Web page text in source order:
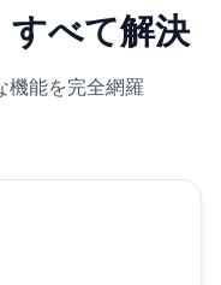
べて解決
機能を完全網羅